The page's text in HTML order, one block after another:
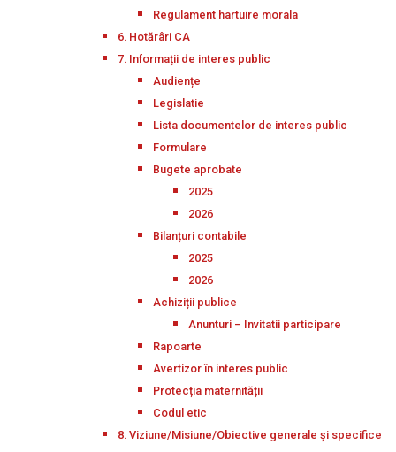
Regulament hartuire morala
6. Hotărâri CA
7. Informații de interes public
Audiențe
Legislatie
Lista documentelor de interes public
Formulare
Bugete aprobate
2025
2026
Bilanțuri contabile
2025
2026
Achiziții publice
Anunturi – Invitatii participare
Rapoarte
Avertizor în interes public
Protecția maternității
Codul etic
8. Viziune/Misiune/Obiective generale și specifice